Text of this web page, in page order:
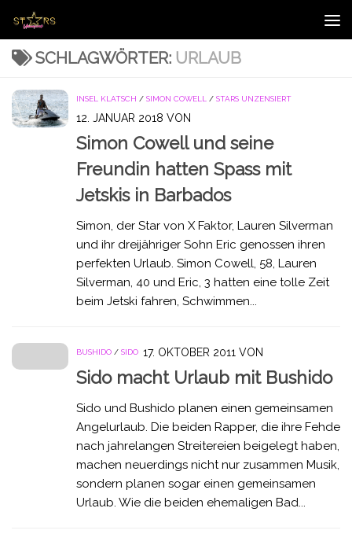
Zum Inhalt springen
SCHLAGWÖRTER: URLAUB
INSEL KLATSCH / SIMON COWELL / STARS UNZENSIERT
12. JANUAR 2018 VON
Simon Cowell und seine
Freundin hatten Spass mit
Jetskis in Barbados
Simon, der Star von X Faktor, Lauren Silverman
und ihr dreijähriger Sohn Eric genossen ihren
perfekten Urlaub. Simon Cowell, 58, Lauren
Silverman, 40 und Eric, 3 hatten eine tolle Zeit
beim Jetski fahren, Schwimmen...
BUSHIDO / SIDO 17. OKTOBER 2011 VON
Sido macht Urlaub mit Bushido
Sido und Bushido planen einen gemeinsamen
Angelurlaub. Die beiden Rapper, die ihre Fehde
nach jahrelangen Streitereien beigelegt haben,
machen neuerdings nicht nur zusammen Musik,
sondern planen sogar einen gemeinsamen
Urlaub. Wie die beiden ehemaligen Bad...